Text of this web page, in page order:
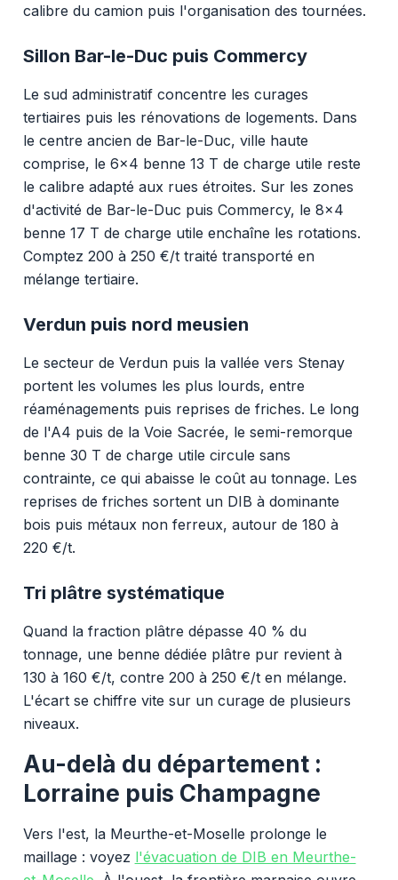
calibre du camion puis l'organisation des tournées.
Sillon Bar-le-Duc puis Commercy
Le sud administratif concentre les curages
tertiaires puis les rénovations de logements. Dans
le centre ancien de Bar-le-Duc, ville haute
comprise, le 6x4 benne 13 T de charge utile reste
le calibre adapté aux rues étroites. Sur les zones
d'activité de Bar-le-Duc puis Commercy, le 8x4
benne 17 T de charge utile enchaîne les rotations.
Comptez 200 à 250 €/t traité transporté en
mélange tertiaire.
Verdun puis nord meusien
Le secteur de Verdun puis la vallée vers Stenay
portent les volumes les plus lourds, entre
réaménagements puis reprises de friches. Le long
de l'A4 puis de la Voie Sacrée, le semi-remorque
benne 30 T de charge utile circule sans
contrainte, ce qui abaisse le coût au tonnage. Les
reprises de friches sortent un DIB à dominante
bois puis métaux non ferreux, autour de 180 à
220 €/t.
Tri plâtre systématique
Quand la fraction plâtre dépasse 40 % du
tonnage, une benne dédiée plâtre pur revient à
130 à 160 €/t, contre 200 à 250 €/t en mélange.
L'écart se chiffre vite sur un curage de plusieurs
niveaux.
Au-delà du département :
Lorraine puis Champagne
Vers l'est, la Meurthe-et-Moselle prolonge le
maillage : voyez l'évacuation de DIB en Meurthe-